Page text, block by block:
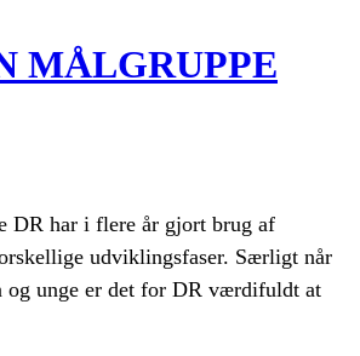
MÅLGRUPPE
DR har i flere år gjort brug af
udviklingsfaser. Særligt når
og unge er det for DR værdifuldt at